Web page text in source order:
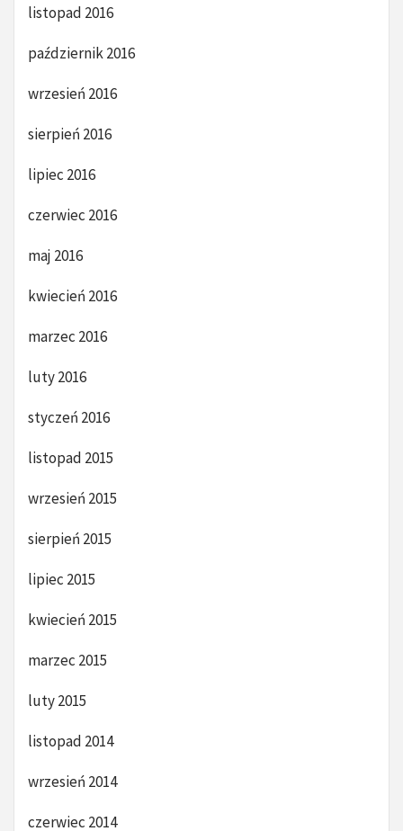
listopad 2016
październik 2016
wrzesień 2016
sierpień 2016
lipiec 2016
czerwiec 2016
maj 2016
kwiecień 2016
marzec 2016
luty 2016
styczeń 2016
listopad 2015
wrzesień 2015
sierpień 2015
lipiec 2015
kwiecień 2015
marzec 2015
luty 2015
listopad 2014
wrzesień 2014
czerwiec 2014